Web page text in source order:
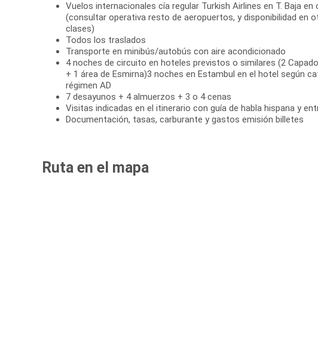
Vuelos internacionales cía regular Turkish Airlines en T. Baja en
(consultar operativa resto de aeropuertos, y disponibilidad en
clases)
Todos los traslados
Transporte en minibús/autobús con aire acondicionado
4 noches de circuito en hoteles previstos o similares (2
+ 1 área de Esmirna)3 noches en Estambul en el hotel según
régimen AD
7 desayunos + 4 almuerzos + 3 o 4 cenas
Visitas indicadas en el itinerario con guía de habla hispana y
Documentación, tasas, carburante y gastos emisión billetes
Ruta en el mapa